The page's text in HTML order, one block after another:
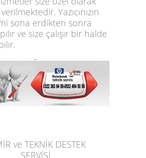
Yazıcınızın
sona erdikten sonra
ve size çalışır bir halde
ve TEKNİK DESTEK
SERVİSİ